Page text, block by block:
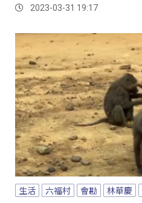
2023-03-31 19:17
生活 六福村 會勘 林華慶